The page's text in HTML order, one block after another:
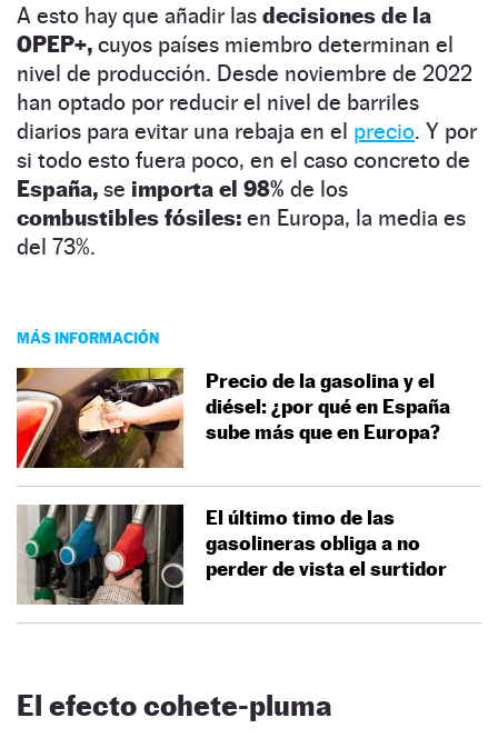
A esto hay que añadir las decisiones de la
OPEP+, cuyos países miembro determinan el
nivel de producción. Desde noviembre de 2022
han optado por reducir el nivel de barriles
diarios para evitar una rebaja en el precio. Y por
si todo esto fuera poco, en el caso concreto de
España, se importa el 98% de los
combustibles fósiles: en Europa, la media es
del 73%.
MÁS INFORMACIÓN
Precio de la gasolina y el
diésel: ¿por qué en España
sube más que en Europa?
El último timo de las
gasolineras obliga a no
perder de vista el surtidor
El efecto cohete-pluma